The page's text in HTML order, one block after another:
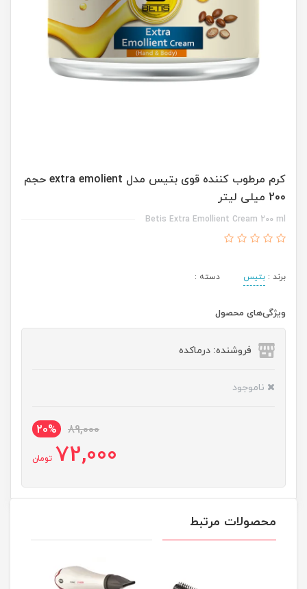
کرم مرطوب کننده قوی بتیس مدل extra emolient حجم
200 میلی لیتر
Betis Extra Emollient Cream 200 ml
برند : بتیس دسته :
ویژگی‌های محصول
فروشنده: درماکده
ناموجود
89,000
20%
72,000 تومان
محصولات مرتبط